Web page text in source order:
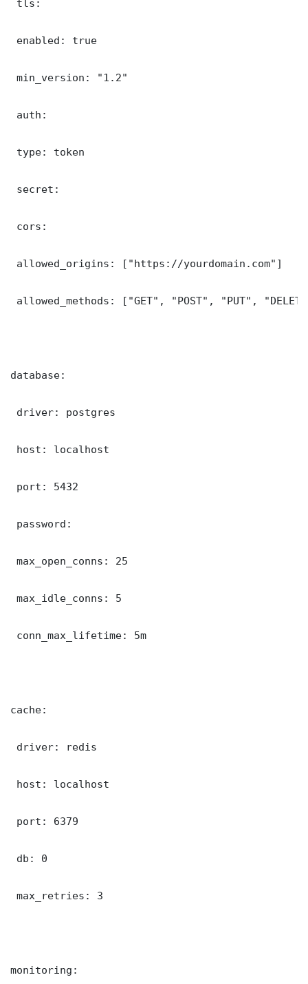
tls:
enabled: true
min_version: "1.2"
auth:
type: token
secret:
cors:
allowed_origins: ["https://yourdomain.com"]
allowed_methods: ["GET", "POST", "PUT",
database:
driver: postgres
host: localhost
port: 5432
password:
max_open_conns: 25
max_idle_conns: 5
conn_max_lifetime: 5m
cache:
driver: redis
host: localhost
port: 6379
db: 0
max_retries: 3
monitoring: